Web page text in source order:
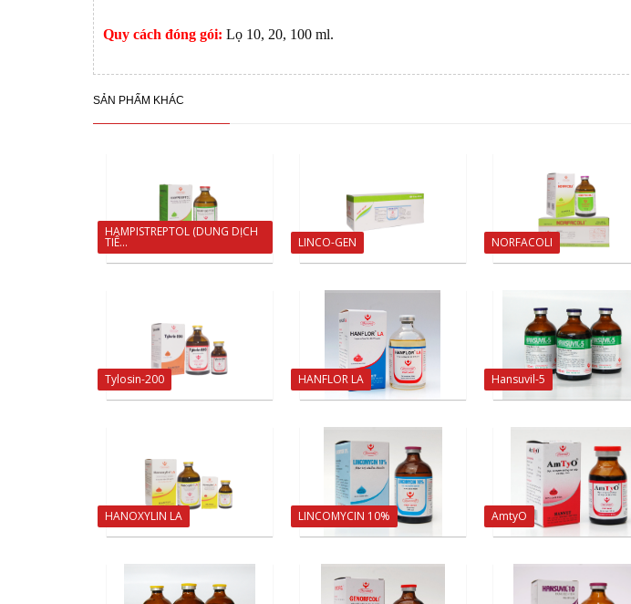
Quy cách đóng gói: Lọ 10, 20, 100 ml.
SẢN PHẨM KHÁC
HAMPISTREPTOL (DUNG DỊCH
TIÊ... LINCO-GEN NORFACOLI
Tylosin-200 HANFLOR LA Hansuvil-5
HANOXYLIN LA LINCOMYCIN 10% AmtyO